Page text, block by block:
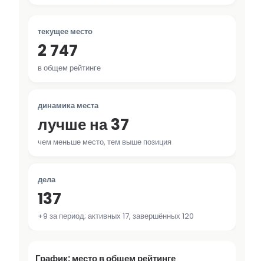
текущее место
2 747
в общем рейтинге
динамика места
лучше на 37
чем меньше место, тем выше позиция
дела
137
+9 за период; активных 17, завершённых 120